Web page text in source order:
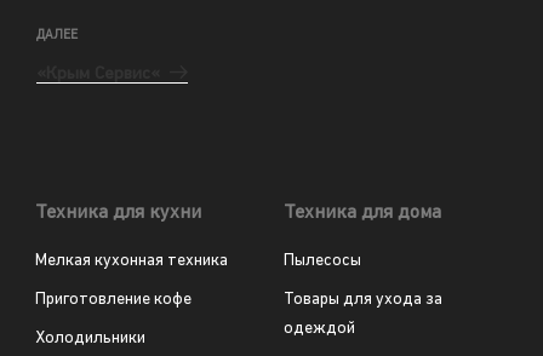
ДАЛЕЕ
Техника для кухни
Мелкая кухонная техника
Приготовление кофе
Холодильники
Техника для дома
Пылесосы
Товары для ухода за
одеждой